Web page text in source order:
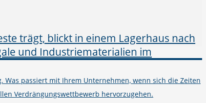
passiert mit Ihrem Unternehmen, wenn sich die Zeiten
Verdrängungswettbewerb hervorzugehen.